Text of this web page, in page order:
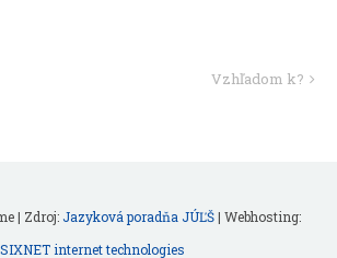
Vzhľadom k?
| Zdroj: Jazyková poradňa JÚĽŠ| Webhosting:
SIXNET internet technologies